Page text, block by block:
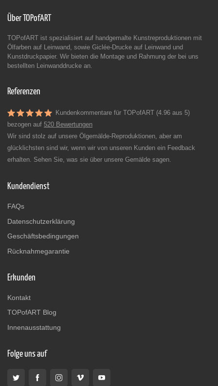
Über TOPofART
TOPofART ist spezialisiert auf handgemalte Kunstreproduktionen mit
Ölfarben auf Leinwand, sowie Giclée-Drucke auf Leinwand und
Kunstdruckpapier. Wir bieten die Montage und Rahmung der bei uns
bestellten Leinwanddrucke an.
Referenzen
Kundenkommentare für TOPofART (4.96 aus 5)
bezogen auf 520 Bewertungen
Wir sind stolz auf unsere Ölgemälde-Reproduktionen, aber am
glücklichsten sind wir, wenn wir von unseren Kunden ein Feedback
erhalten. Sehen Sie, was sie über unsere Gemälde sagen.
Kundendienst
FAQs
Datenschutzerklärung
Geschäftsbedingungen
Rücknahmegarantie
Erkunden
Kontakt
TOPofART Blog
Innenausstattung
Folge uns auf